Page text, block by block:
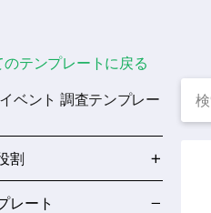
チ
のテンプレートに戻る
ベント 調査テンプレー
割
レート